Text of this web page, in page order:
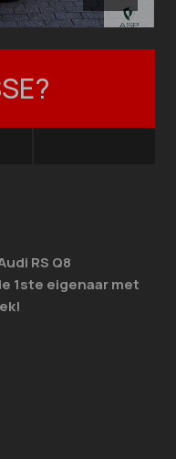
RS Q8
1ste eigenaar met